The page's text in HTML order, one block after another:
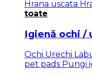
Hrana uscata
toate
Igienă ochi /
Ochi Urechi
pet pads Pungi